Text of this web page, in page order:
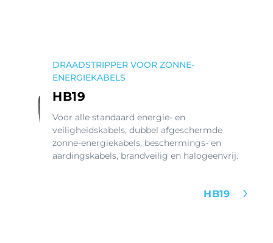
DRAADSTRIPPER VOOR ZONNE-
ENERGIEKABELS
HB19
Voor alle standaard energie- en
veiligheidskabels, dubbel afgeschermde
zonne-energiekabels, beschermings- en
aardingskabels, brandveilig en halogeenvrij.
HB19